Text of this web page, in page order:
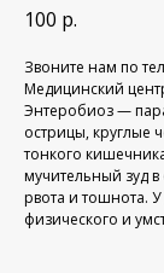
100 р.
Звоните нам по
Медицинский
Энтеробиоз —
острицы, круглые
тонкого
мучительный зуд в
рвота и тошнота.
физического и